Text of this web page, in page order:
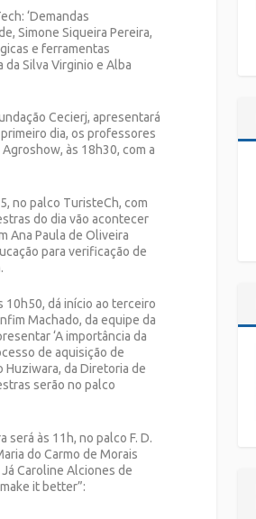
‘Demandas
Simone Siqueira Pereira,
e ferramentas
Silva Virginio e Alba
Cecierj, apresentará
dia, os professores
às 18h30, com a
no palco TuristeCh, com
do dia vão acontecer
Ana Paula de Oliveira
para verificação de
10h50, dá início ao terceiro
Machado, da equipe da
‘A importância da
de aquisição de
Huziwara, da Diretoria de
serão no palco
será às 11h, no palco F. D.
do Carmo de Morais
Caroline Alciones de
it better”: